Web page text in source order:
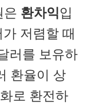
은 환차익입
저렴할 때
러를 보유하
환율이 상
로 환전하